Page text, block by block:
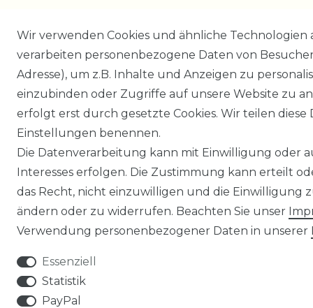
Wir verwenden Cookies und ähnliche
verarbeiten personenbezogene Daten von
Adresse), um z.B. Inhalte und Anzeigen zu
einzubinden oder Zugriffe auf unsere Website zu
erfolgt erst durch gesetzte Cookies. Wir teilen
Einstellungen benennen.
Die Datenverarbeitung kann mit Einwilligung oder
Interesses erfolgen. Die Zustimmung kann erteilt
das Recht, nicht einzuwilligen und die Einwilligung
ändern oder zu widerrufen. Beachten Sie unser
Verwendung personenbezogener Daten in unserer
Essenziell
Statistik
PayPal